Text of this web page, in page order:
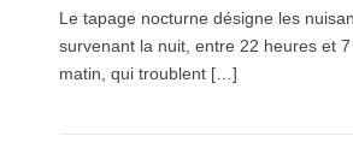
Le tapage nocturne désigne les
survenant la nuit, entre 22 heures et
matin, qui troublent […]